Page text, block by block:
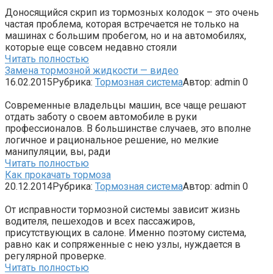
Доносящийся скрип из тормозных колодок – это очень
частая проблема, которая встречается не только на
машинах с большим пробегом, но и на автомобилях,
которые еще совсем недавно стояли
Читать полностью
Замена тормозной жидкости — видео
16.02.2015Рубрика: Тормозная системаАвтор: admin 0
Современные владельцы машин, все чаще решают
отдать заботу о своем автомобиле в руки
профессионалов. В большинстве случаев, это вполне
логичное и рациональное решение, но мелкие
манипуляции, вы, ради
Читать полностью
Как прокачать тормоза
20.12.2014Рубрика: Тормозная системаАвтор: admin 0
От исправности тормозной системы зависит жизнь
водителя, пешеходов и всех пассажиров,
присутствующих в салоне. Именно поэтому система,
равно как и сопряженные с нею узлы, нуждается в
регулярной проверке.
Читать полностью